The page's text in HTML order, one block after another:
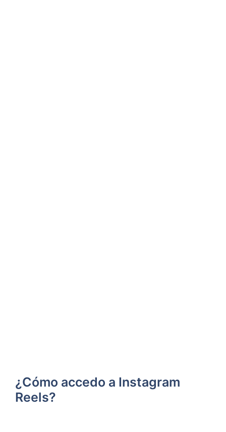
¿Cómo accedo a Instagram
Reels?